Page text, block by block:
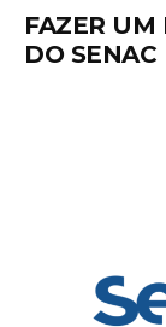
FAZER UM
DO SENAC